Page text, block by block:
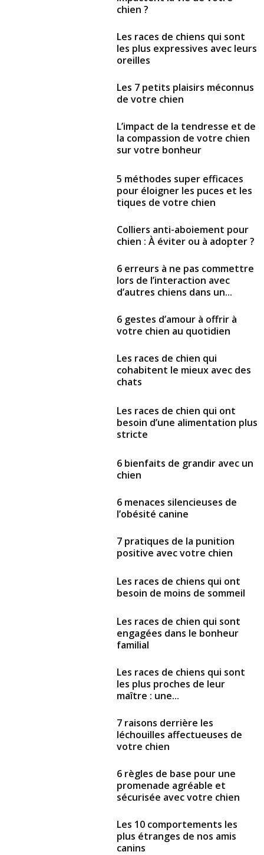
chien ?
Les races de chiens qui sont
les plus expressives avec leurs
oreilles
Les 7 petits plaisirs méconnus
de votre chien
L’impact de la tendresse et de
la compassion de votre chien
sur votre bonheur
5 méthodes super efficaces
pour éloigner les puces et les
tiques de votre chien
Colliers anti-aboiement pour
chien : À éviter ou à adopter ?
6 erreurs à ne pas commettre
lors de l’interaction avec
d’autres chiens dans un...
6 gestes d’amour à offrir à
votre chien au quotidien
Les races de chien qui
cohabitent le mieux avec des
chats
Les races de chien qui ont
besoin d’une alimentation plus
stricte
6 bienfaits de grandir avec un
chien
6 menaces silencieuses de
l’obésité canine
7 pratiques de la punition
positive avec votre chien
Les races de chiens qui ont
besoin de moins de sommeil
Les races de chien qui sont
engagées dans le bonheur
familial
Les races de chiens qui sont
les plus proches de leur
maître : une...
7 raisons derrière les
léchouilles affectueuses de
votre chien
6 règles de base pour une
promenade agréable et
sécurisée avec votre chien
Les 10 comportements les
plus étranges de nos amis
canins